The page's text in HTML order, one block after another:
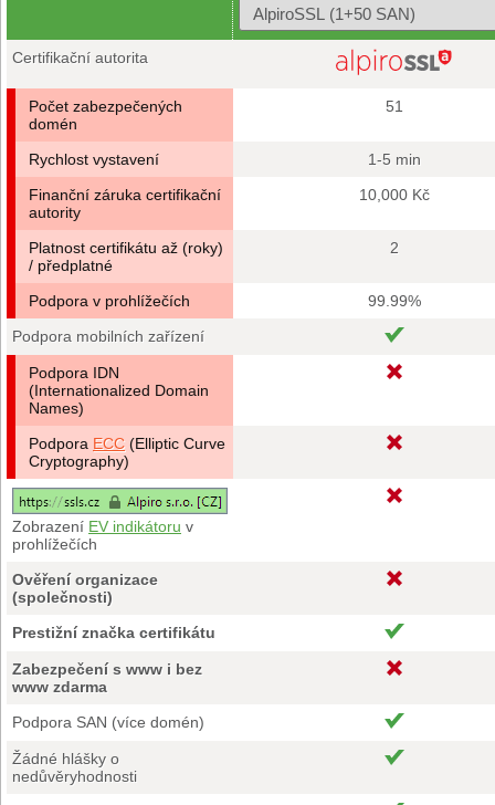
Certifikační autorita
Počet zabezpečených
domén
51
Rychlost vystavení
1-5 min
Finanční záruka certifikační
autority
10,000 Kč
Platnost certifikátu až (roky)
/ předplatné
2
Podpora v prohlížečích
99.99%
Podpora mobilních zařízení
Podpora IDN
(Internationalized Domain
Names)
Podpora ECC (Elliptic Curve
Cryptography)
Zobrazení EV indikátoru v
prohlížečích
Ověření organizace
(společnosti)
Prestižní značka certifikátu
Zabezpečení s www i bez
www zdarma
Podpora SAN (více domén)
Žádné hlášky o
nedůvěryhodnosti